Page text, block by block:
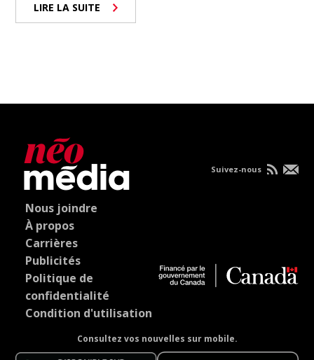
LIRE LA SUITE
Nous joindre
À propos
Carrières
Publicités
Politique de
confidentialité
Condition d'utilisation
Consultez vos nouvelles sur mobile.
Suivez-nous